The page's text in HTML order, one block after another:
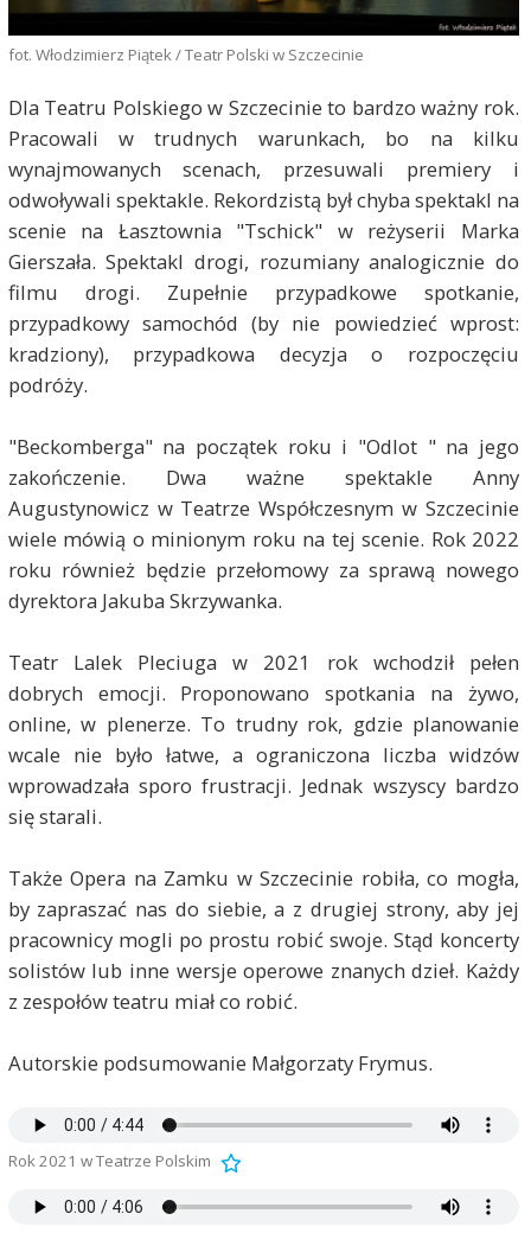
fot. Włodzimierz Piątek / Teatr Polski w Szczecinie
Dla Teatru Polskiego w Szczecinie to bardzo ważny rok.
Pracowali w trudnych warunkach, bo na kilku
wynajmowanych scenach, przesuwali premiery i
odwoływali spektakle. Rekordzistą był chyba spektakl na
scenie na Łasztownia "Tschick" w reżyserii Marka
Gierszała. Spektakl drogi, rozumiany analogicznie do
filmu drogi. Zupełnie przypadkowe spotkanie,
przypadkowy samochód (by nie powiedzieć wprost:
kradziony), przypadkowa decyzja o rozpoczęciu
podróży.
"Beckomberga" na początek roku i "Odlot " na jego
zakończenie. Dwa ważne spektakle Anny
Augustynowicz w Teatrze Współczesnym w Szczecinie
wiele mówią o minionym roku na tej scenie. Rok 2022
roku również będzie przełomowy za sprawą nowego
dyrektora Jakuba Skrzywanka.
Teatr Lalek Pleciuga w 2021 rok wchodził pełen
dobrych emocji. Proponowano spotkania na żywo,
online, w plenerze. To trudny rok, gdzie planowanie
wcale nie było łatwe, a ograniczona liczba widzów
wprowadzała sporo frustracji. Jednak wszyscy bardzo
się starali.
Także Opera na Zamku w Szczecinie robiła, co mogła,
by zapraszać nas do siebie, a z drugiej strony, aby jej
pracownicy mogli po prostu robić swoje. Stąd koncerty
solistów lub inne wersje operowe znanych dzieł. Każdy
z zespołów teatru miał co robić.
Autorskie podsumowanie Małgorzaty Frymus.
Rok 2021 w Teatrze Polskim